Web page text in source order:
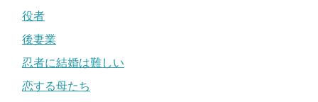
役者
後妻業
忍者に結婚は難しい
恋する母たち